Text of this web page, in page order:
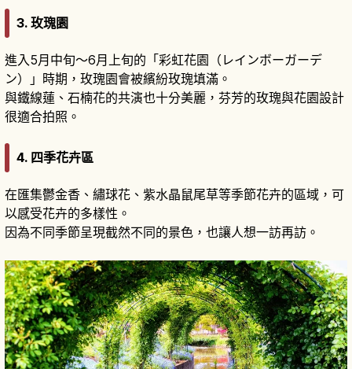
3. 玫瑰園
進入5月中旬〜6月上旬的「彩虹花園（レインボーガーデ
ン）」時期，玫瑰園會被繽紛玫瑰填滿。
與鐵線蓮、石楠花的共演也十分美麗，芬芳的玫瑰與花園設計
很適合拍照。
4. 四季花卉區
在匯集鬱金香、繡球花、紫水晶鼠尾草等季節花卉的區域，可
以感受花卉的多樣性。
因為不同季節呈現截然不同的景色，也讓人想一訪再訪。